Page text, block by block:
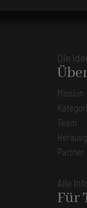
Die
Mission
Team
Partner
Alle
Für